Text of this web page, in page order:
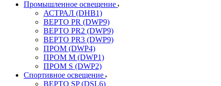
Промышленное освещение
АСТРАЛ (DHB1)
ВЕРТО PR (DWP9)
ВЕРТО PR2 (DWP9)
ВЕРТО PR3 (DWP9)
ПРОМ (DWP4)
ПРОМ M (DWP1)
ПРОМ S (DWP2)
Спортивное освещение
ВЕРТО SP (DSL6)